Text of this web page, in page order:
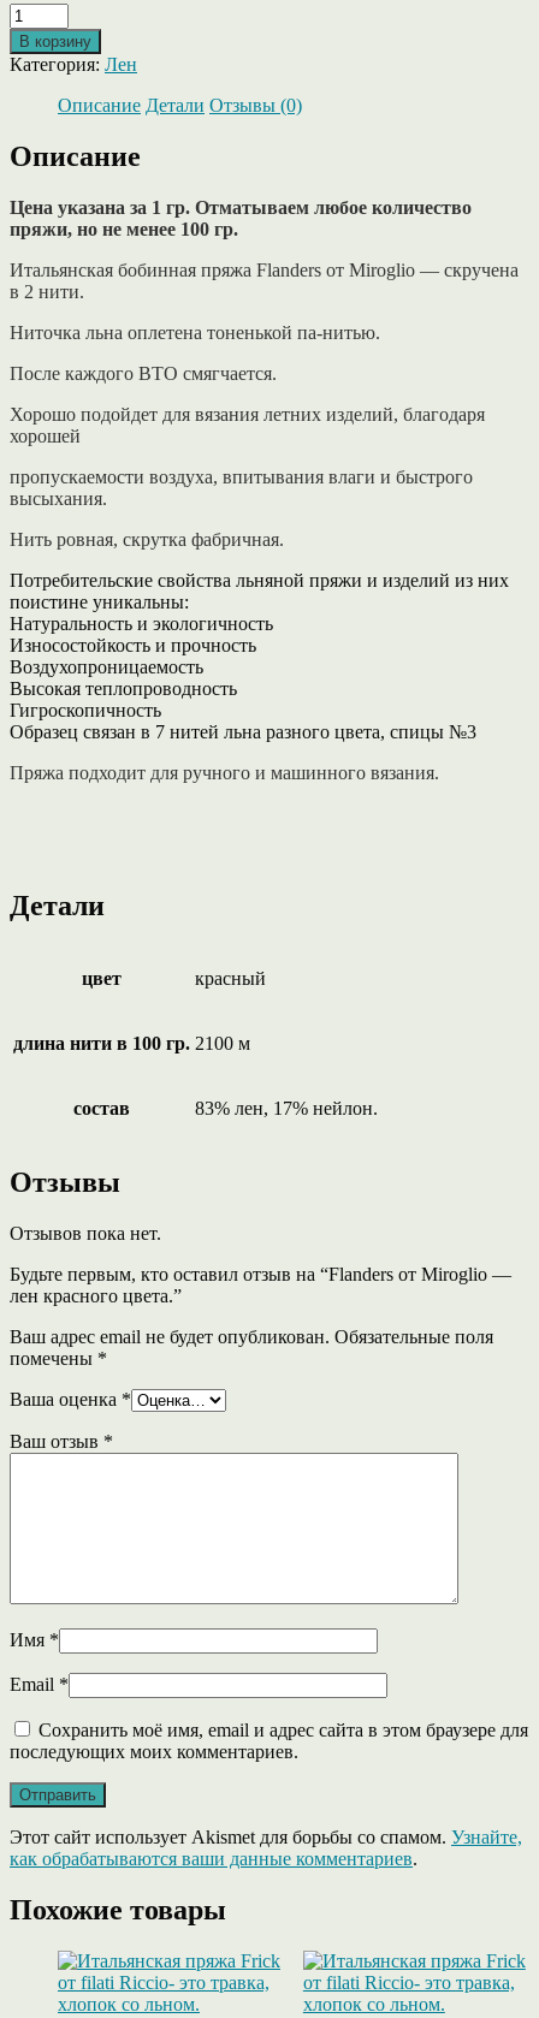
Количество
товара
Flanders
от
Miroglio
лен
красного
В корзину
Категория: Лен
Описание Детали Отзывы (0)
Описание
Цена указана за 1 гр. Отматываем любое количество
пряжи, но не менее 100 гр.
Итальянская бобинная пряжа Flanders от Miroglio — скручена
в 2 нити.
Ниточка льна оплетена тоненькой па-нитью.
После каждого ВТО смягчается.
Хорошо подойдет для вязания летних изделий, благодаря
хорошей
пропускаемости воздуха, впитывания влаги и быстрого
высыхания.
Нить ровная, скрутка фабричная.
Потребительские свойства льняной пряжи и изделий из них
поистине уникальны:
Натуральность и экологичность
Износостойкость и прочность
Воздухопроницаемость
Высокая теплопроводность
Гигроскопичность
Образец связан в 7 нитей льна разного цвета, спицы №3
Пряжа подходит для ручного и машинного вязания.
Детали
цвет красный
длина нити в 100 гр. 2100 м
состав 83% лен, 17% нейлон.
Отзывы
Отзывов пока нет.
Будьте первым, кто оставил отзыв на “Flanders от Miroglio —
лен красного цвета.”
Ваш адрес email не будет опубликован. Обязательные поля
помечены *
Ваша оценка *
Ваш отзыв *
Имя *
Email *
Сохранить моё имя, email и адрес сайта в этом браузере для
последующих моих комментариев.
Этот сайт использует Akismet для борьбы со спамом. Узнайте,
как обрабатываются ваши данные комментариев.
Похожие товары